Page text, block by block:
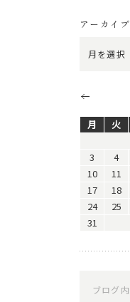
アーカイブ
月 火
3
4
10
11
17
18
24
25
31